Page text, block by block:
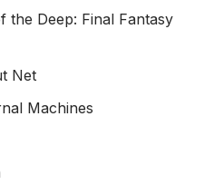
the Deep: Final Fantasy
Net
Machines